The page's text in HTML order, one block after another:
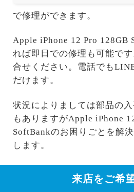
で修理ができます。
Apple iPhone 12 Pro 128GB
れば即日での修理も可能で
合せください。電話でも
だけます。
状況によりましては部品の
もありますがApple iPhone
SoftBankのお困りごとを解
します。
来店をご希